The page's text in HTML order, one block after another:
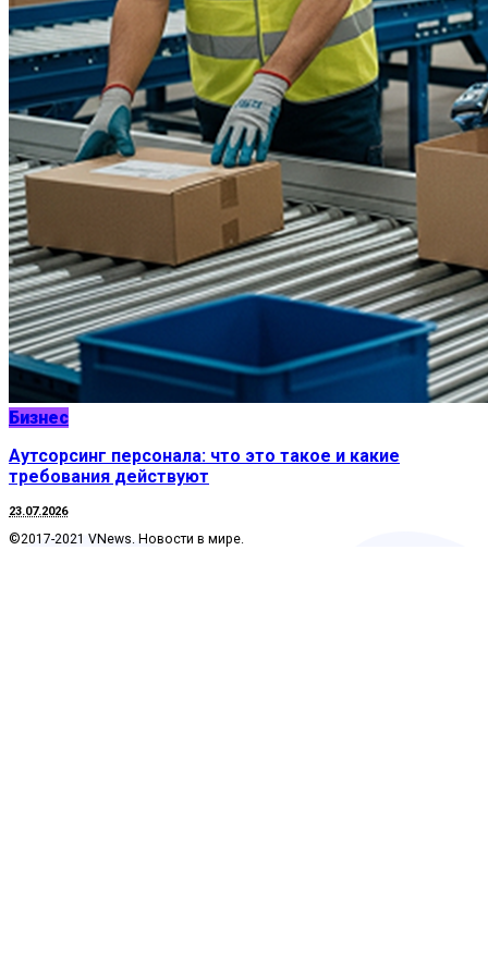
Бизнес
Аутсорсинг персонала: что это такое и какие
требования действуют
23.07.2026
©2017-2021 VNews. Новости в мире.